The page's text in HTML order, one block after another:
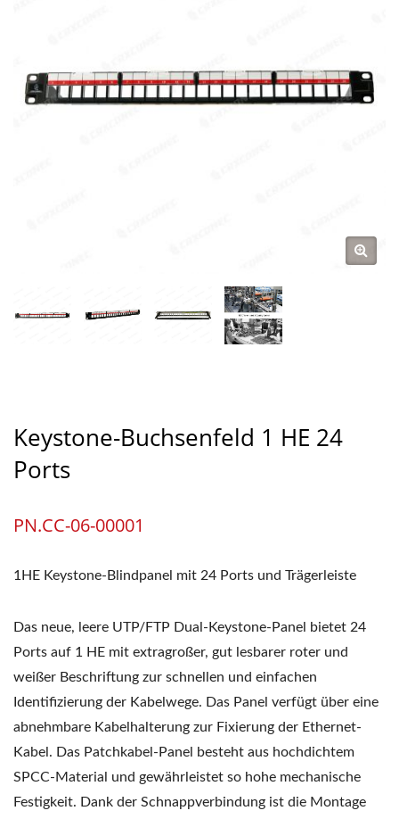
Keystone-Buchsenfeld 1 HE 24
Ports
PN.CC-06-00001
1HE Keystone-Blindpanel mit 24 Ports und Trägerleiste
Das neue, leere UTP/FTP Dual-Keystone-Panel bietet 24
Ports auf 1 HE mit extragroßer, gut lesbarer roter und
weißer Beschriftung zur schnellen und einfachen
Identifizierung der Kabelwege. Das Panel verfügt über eine
abnehmbare Kabelhalterung zur Fixierung der Ethernet-
Kabel. Das Patchkabel-Panel besteht aus hochdichtem
SPCC-Material und gewährleistet so hohe mechanische
Festigkeit. Dank der Schnappverbindung ist die Montage